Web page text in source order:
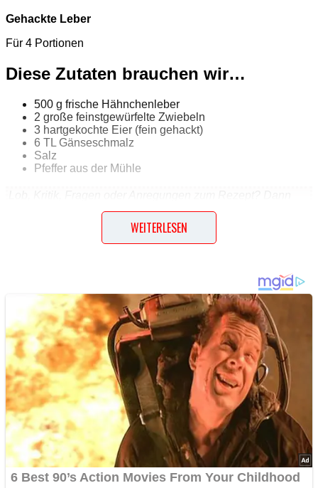
Gehackte Leber
Für 4 Portionen
Diese Zutaten brauchen wir…
500 g frische Hähnchenleber
2 große feinstgewürfelte Zwiebeln
3 hartgekochte Eier (fein gehackt)
6 TL Gänseschmalz
Salz
Pfeffer aus der Mühle
Seite & auch eine Bewertung!
Ofengrill auf 250° C vorheizen. Geputzte Leber in eine
Fettpfanne geben und etwa 10 cm von der Hitzequelle
entfernt rund 3 bis 4 Minuten von jeder Seite grillen. Danach
sehr fein hacken. Gänseschmalz in einem Topf zerlassen
und die Zwiebelwürfel darin weich dünsten, bis sie eben zu
bräunen beginnen. Leberstückchen dazugeben und weiter 2
Minuten garen lassen. Gehackte Eier zu der Mischung geben
und mit Salz und Pfeffer gut abschmecken.
WEITERLESEN